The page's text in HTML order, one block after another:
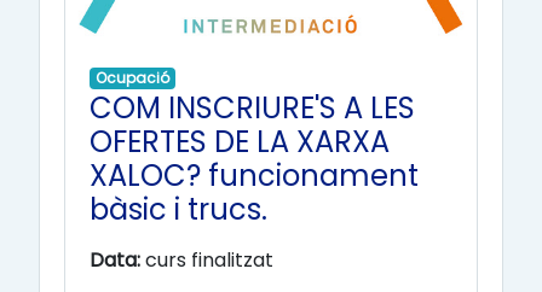
Ocupació
COM INSCRIURE'S A LES
OFERTES DE LA XARXA
XALOC? funcionament
bàsic i trucs.
Data:curs finalitzat